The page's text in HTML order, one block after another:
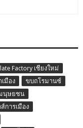
Factory เชียงใหม่
มือง
ขบถโรมานซ์
นุษยชน
การเมือง